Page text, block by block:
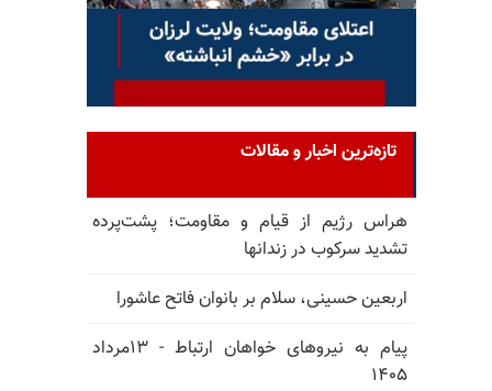
تازه‌ترین اخبار و مقالات
هراس رژیم از قیام و مقاومت؛ پشت‌پرده
تشدید سرکوب در زندانها
اربعین حسینی، سلام بر بانوان فاتح عاشورا
پیام به نیروهای خواهان ارتباط - ۱۳مرداد
۱۴۰۵